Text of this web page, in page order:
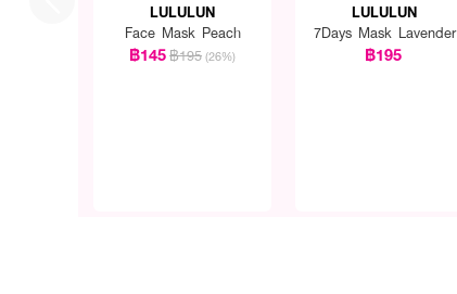
LULULUN
Face Mask Peach
฿145฿195 (26%)
LULULUN
7Days Mask Lavender
฿195